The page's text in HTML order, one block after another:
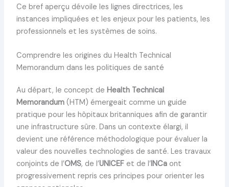
Ce bref aperçu dévoile les lignes directrices, les
instances impliquées et les enjeux pour les patients, les
professionnels et les systèmes de soins.
Comprendre les origines du Health Technical
Memorandum dans les politiques de santé
Au départ, le concept de Health Technical
Memorandum(HTM) émergeait comme un guide
pratique pour les hôpitaux britanniques afin de garantir
une infrastructure sûre. Dans un contexte élargi, il
devient une référence méthodologique pour évaluer la
valeur des nouvelles technologies de santé. Les travaux
conjoints de l’OMS, de l’UNICEFet de l’INCaont
progressivement repris ces principes pour orienter les